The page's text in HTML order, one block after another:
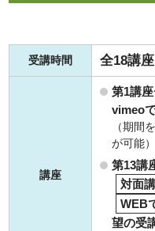
受講時間 全18講
講座
第1講
vimeo
（期間
が可能）
第13講
対面
WEB
望の受